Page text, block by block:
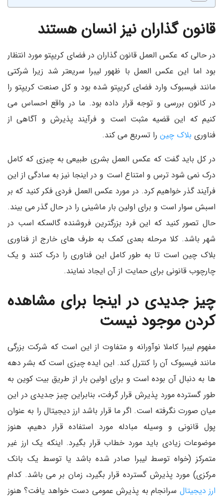
قانون گذاران نیز انسان هستند
در حالی که عکس العمل قانون گذاران در فضای کریپتو مورد انتظار
بود اما این عکس العمل با ظهور لیبرا سریعتر شد زیرا شرکتی
مانند فیسبوک وارد فضای کریپتو شده بود و کل صنعت کریپتو را
در کانون بررسی و توجه قرار داده بود. ما در واقع احساس می
کنیم که این قضیه مثبت است و فرآیند پذیرش و آگاهی از
فناوری بلاک چین را تسریع می کند.
در کل باید گفت که عکس العمل بشری طبیعی به چیزی که کامل
درک نمی شود ترس و امتناع است و در اینجا نیز به سادگی از این
فرآیند گذر خواهیم کرد. در مورد عکس العمل فردی فکر کنید که بر
اسبش سوار است و برای اولین بار ماشینی را در حال گذر می بیند.
حال تصور کنید که این فرد بزرگترین فروشنده گالسکه اسب در
شهر باشد. کلا مرحله بعدی کمک به طرف های خارج از فناوری
بلاک چین است تا به طور کامل این فناوری را درک کنند و یک
چارچوب قانونی برای حمایت از آن ایجاد نمایند.
چیز جدیدی در اینجا برای مشاهده
کردن موجود نیست
مفهوم لیبرا کاملا نوآورانه و متفاوت از این است که شرکت بزرگی
مانند فیسبوک آن را کنترل کند. این ایده چیزی است که بشر دهه
ها به دنبال آن بوده است و برای اولین بار از طریق بیت کوین به
طور گسترده مورد پذیرش قرار گرفت، بنابراین چیز جدیدی در این
میان صورت نگرفته است. اگر ما قرار باشد ارز دیجیتال را به عنوان
پول قانونی و وسیله مبادله مورد استفاده قرار دهیم، هنوز
موضوعات زیادی باید مورد خطاب قرار بگیرد. اینکه یک ارز غیر
متمرکز (خواه توسط لیبرا صادر شده باشد یا توسط یک بانک
مرکزی) مورد پذیرش گسترده قرار بگیرد، زمان بر می باشد. کدام
ارز دیجیتال سرانجام به پذیرش عمومی دست خواهد یافت؟ هنوز